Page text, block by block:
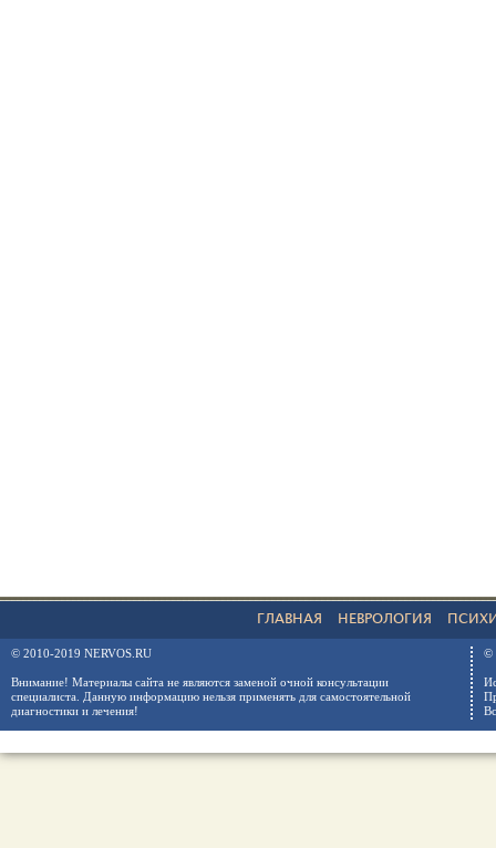
ГЛАВНАЯ НЕВРОЛОГИЯ
© 2010-2019 NERVOS.RU
Внимание! Материалы сайта не являются заменой очной консультации
специалиста. Данную информацию нельзя применять для самостоятельной
диагностики и лечения!
©